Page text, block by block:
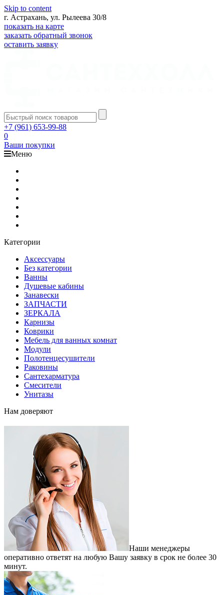
Skip to content
г. Астрахань, ул. Рылеева 30/8
показать на карте
заказать обратный звонок
оставить заявку
+7 (961) 653-99-88
0
Ваши покупки
Меню
Категории
Аксессуары
Без категории
Ванны
Душевые кабины
Занавески
ЗАПЧАСТИ
ЗЕРКАЛА
Карнизы
Коврики
Мебель для ванных комнат
Модули
Полотенцесушители
Раковины
Сантехарматура
Смесители
Унитазы
Нам доверяют
Наши менеджеры
оперативно ответят на любую Вашу заявку в срок не более 30
минут.